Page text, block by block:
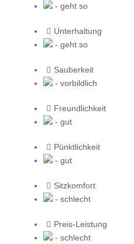
- geht so
Unterhaltung
- geht so
Sauberkeit
- vorbildlich
Freundlichkeit
- gut
Pünktlichkeit
- gut
Sitzkomfort
- schlecht
Preis-Leistung
- schlecht